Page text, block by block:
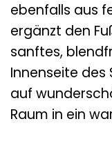
ebenfalls aus
ergänzt den
sanftes,
Innenseite des
auf
Raum in ein